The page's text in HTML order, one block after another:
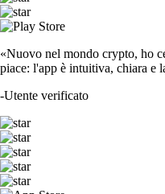
«Nuovo nel mondo crypto, ho
piace: l'app è intuitiva, chiara e
-Utente verificato